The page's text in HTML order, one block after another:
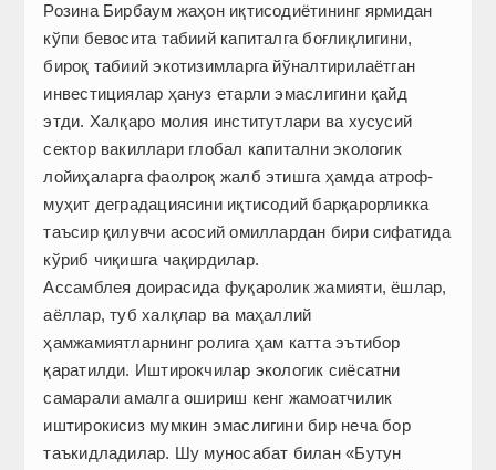
Розина Бирбаум жаҳон иқтисодиётининг ярмидан
кўпи бевосита табиий капиталга боғлиқлигини,
бироқ табиий экотизимларга йўналтирилаётган
инвестициялар ҳануз етарли эмаслигини қайд
этди. Халқаро молия институтлари ва хусусий
сектор вакиллари глобал капитални экологик
лойиҳаларга фаолроқ жалб этишга ҳамда атроф-
муҳит деградациясини иқтисодий барқарорликка
таъсир қилувчи асосий омиллардан бири сифатида
кўриб чиқишга чақирдилар.
Ассамблея доирасида фуқаролик жамияти, ёшлар,
аёллар, туб халқлар ва маҳаллий
ҳамжамиятларнинг ролига ҳам катта эътибор
қаратилди. Иштирокчилар экологик сиёсатни
самарали амалга ошириш кенг жамоатчилик
иштирокисиз мумкин эмаслигини бир неча бор
таъкидладилар. Шу муносабат билан «Бутун